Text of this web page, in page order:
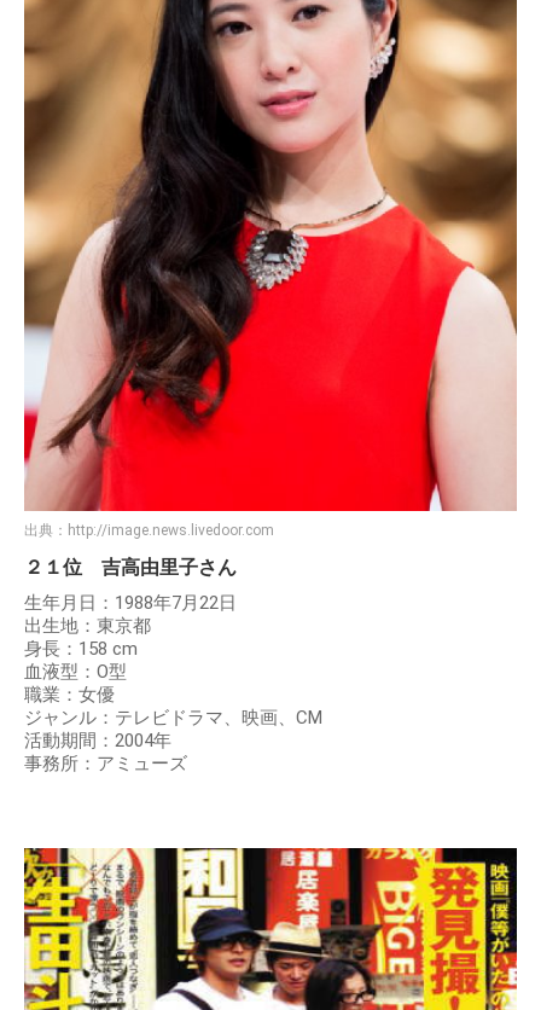
出典： http://image.news.livedoor.com
２１位 吉高由里子さん
生年月日：1988年7月22日
出生地：東京都
身長：158 cm
血液型：O型
職業：女優
ジャンル：テレビドラマ、映画、CM
活動期間：2004年
事務所：アミューズ